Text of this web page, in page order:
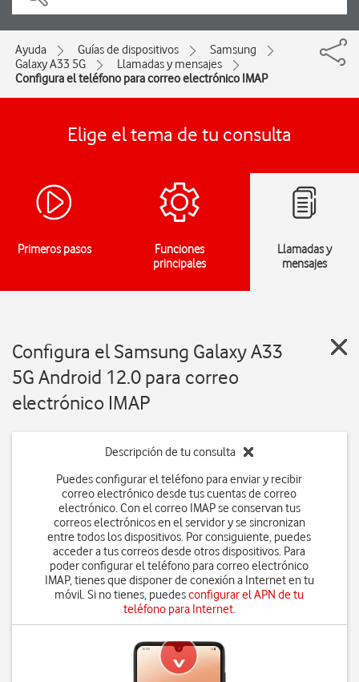
Ayuda Guías de dispositivos
Samsung
Galaxy A33 5G
Llamadas y mensajes
Configura el teléfono para correo electrónico IMAP
Elige el tema de tu consulta
Primeros pasos
Funciones
principales
Llamadas y
mensajes
Configura el Samsung Galaxy A33
5G Android 12.0 para correo
electrónico IMAP
Descripción de tu consulta
Puedes configurar el teléfono para enviar y recibir
correo electrónico desde tus cuentas de correo
electrónico. Con el correo IMAP se conservan tus
correos electrónicos en el servidor y se sincronizan
entre todos los dispositivos. Por consiguiente, puedes
acceder a tus correos desde otros dispositivos. Para
poder configurar el teléfono para correo electrónico
IMAP, tienes que disponer de conexión a Internet en tu
móvil. Si no tienes, puedesconfigurar el APN de tu
teléfono para Internet.